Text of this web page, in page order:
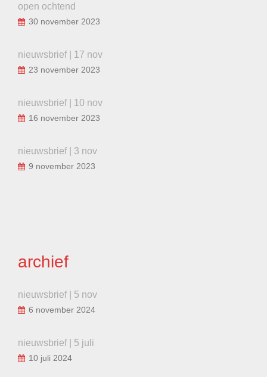
open ochtend
30 november 2023
nieuwsbrief | 17 nov
23 november 2023
nieuwsbrief | 10 nov
16 november 2023
nieuwsbrief | 3 nov
9 november 2023
archief
nieuwsbrief | 5 nov
6 november 2024
nieuwsbrief | 5 juli
10 juli 2024